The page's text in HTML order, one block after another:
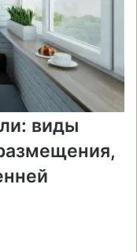
виды